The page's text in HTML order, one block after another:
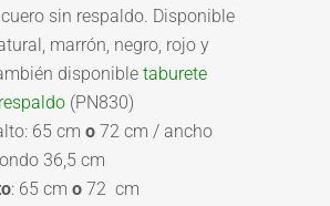
sin respaldo. Disponible
marrón, negro, rojo y
disponible taburete
(PN830)
65 cm o 72 cm / ancho
36,5 cm
: 65 cm o 72 cm